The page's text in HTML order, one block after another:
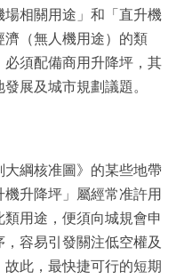
相關用途」和「直升機
（無人機用途）的類
必須配備商用升降坪，其
展及城市規劃議題。
綱核准圖》的某些地帶
升降坪」屬經常准許用
用途，便須向城規會申
容易引發關注低空權及
此，最快捷可行的短期